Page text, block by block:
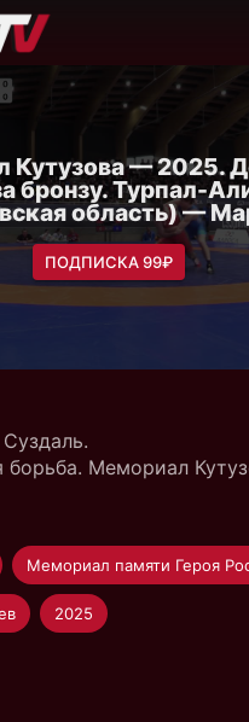
Кутузова — 2025.
бронзу. Турпал-
область) —
ПОДПИСКА 99₽
борьба. Мемориал
2025